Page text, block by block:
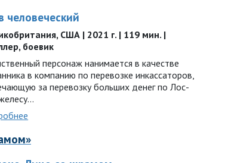
человеческий
США | 2021 г. | 119 мин. |
боевик
персонаж нанимается в качестве
в компанию по перевозке инкассаторов,
за перевозку больших денег по Лос-